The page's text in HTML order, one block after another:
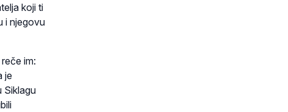
koji ti
i njegovu
im:
je
Siklagu